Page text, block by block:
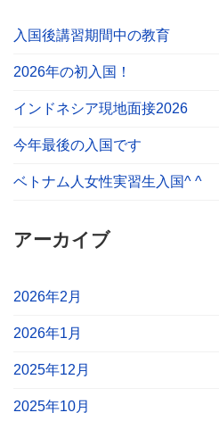
入国後講習期間中の教育
2026年の初入国！
インドネシア現地面接2026
今年最後の入国です
ベトナム人女性実習生入国^ ^
アーカイブ
2026年2月
2026年1月
2025年12月
2025年10月